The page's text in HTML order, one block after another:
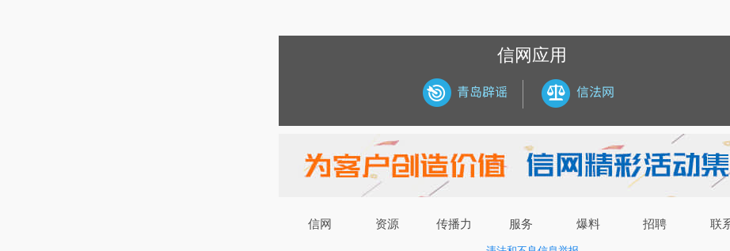
信网应用
信网 资源 传播力 服务 爆料 招聘 联